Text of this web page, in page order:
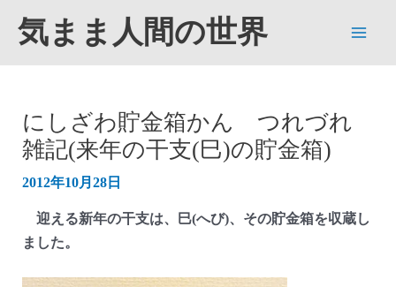
気まま人間の世界
にしざわ貯金箱かん つれづれ
雑記(来年の干支(巳)の貯金箱)
2012年10月28日
迎える新年の干支は、巳(へび)、その貯金箱を収蔵し
ました。